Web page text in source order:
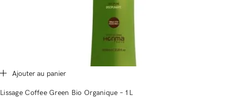
Ajouter au panier
Lissage Coffee Green Bio Organique – 1L